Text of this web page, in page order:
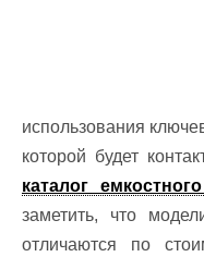
использования
которой будет
каталог
заметить, что
отличаются по